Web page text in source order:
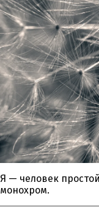
Я — человек
монохром.